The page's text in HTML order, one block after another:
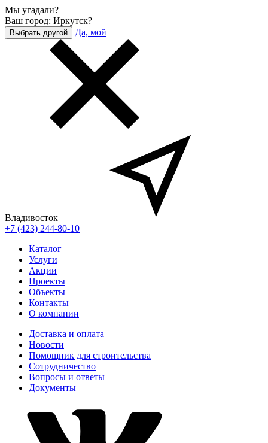
Мы угадали?
Ваш город: Иркутск?
Выбрать другой Да, мой
Владивосток
+7 (423) 244-80-10
Каталог
Услуги
Акции
Проекты
Объекты
Контакты
О компании
Доставка и оплата
Новости
Помощник для строительства
Сотрудничество
Вопросы и ответы
Документы